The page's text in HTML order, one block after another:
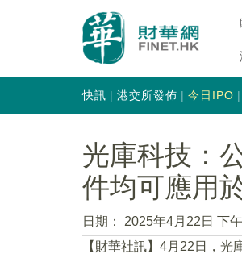
快訊 港交所發佈 今日IPO
光庫科技：
件均可應用
日期：
2025年4月22日 下
【財華社訊】4月22日，光